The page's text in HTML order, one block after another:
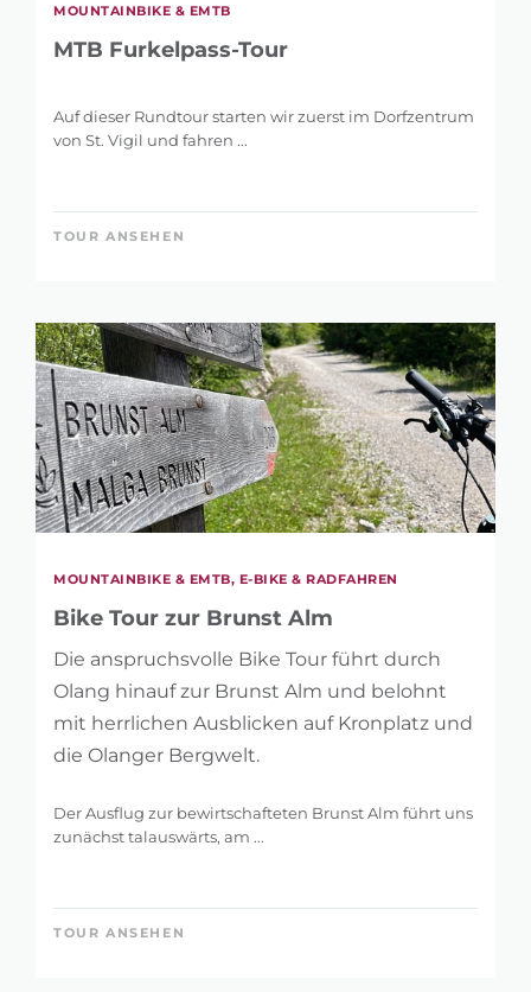
MOUNTAINBIKE & EMTB
MTB Furkelpass-Tour
Auf dieser Rundtour starten wir zuerst im Dorfzentrum
von St. Vigil und fahren ...
TOUR ANSEHEN
MOUNTAINBIKE & EMTB, E-BIKE & RADFAHREN
Bike Tour zur Brunst Alm
Die anspruchsvolle Bike Tour führt durch
Olang hinauf zur Brunst Alm und belohnt
mit herrlichen Ausblicken auf Kronplatz und
die Olanger Bergwelt.
Der Ausflug zur bewirtschafteten Brunst Alm führt uns
zunächst talauswärts, am ...
TOUR ANSEHEN